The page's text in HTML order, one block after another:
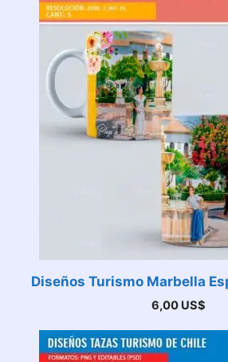
Diseños Turismo Marbella
6,00 US$